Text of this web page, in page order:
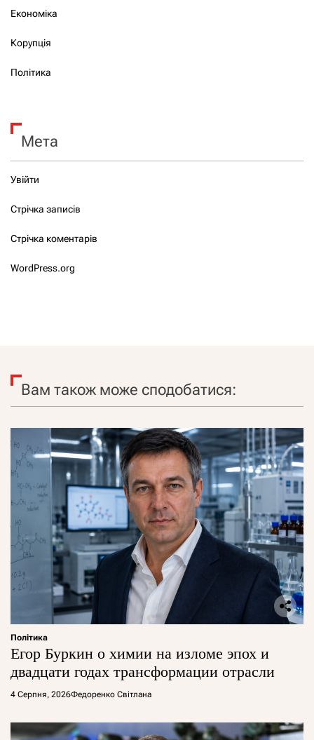
Економіка
Корупція
Політика
Мета
Увійти
Стрічка записів
Стрічка коментарів
WordPress.org
Вам також може сподобатися:
Політика
Егор Буркин о химии на изломе эпох и
двадцати годах трансформации отрасли
4 Серпня, 2026Федоренко Світлана